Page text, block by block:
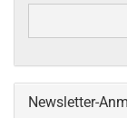
Newsletter-